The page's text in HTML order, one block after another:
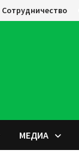
Сотрудничество
МЕДИА